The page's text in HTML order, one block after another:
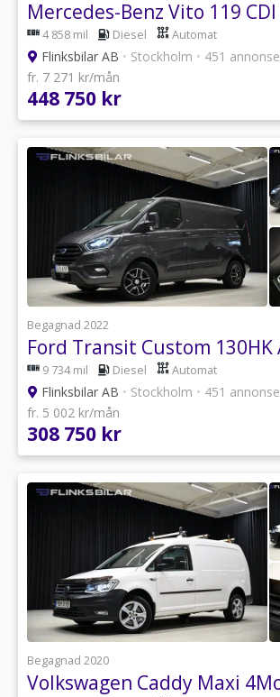
4 858 mil Diesel Automat
Flinksbilar AB • Stockholm • 451
fr. 7 271 kr/mån
448 750 kr
Begagnad 2022
9 734 mil Diesel Automat
Flinksbilar AB • Stockholm • 451
fr. 5 002 kr/mån
308 750 kr
Begagnad 2020